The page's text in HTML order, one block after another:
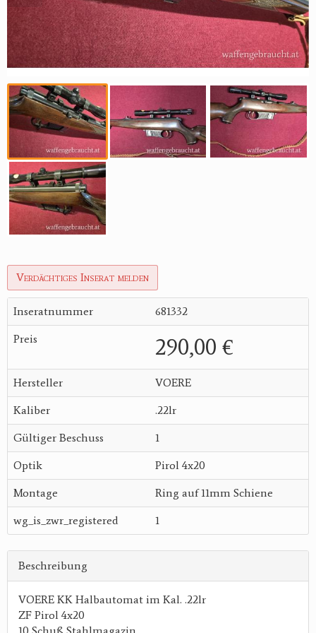
Reviereinrichtungen
Verdächtiges Inserat melden
Inseratnummer 681332
Preis 290,00 €
Hersteller VOERE
Kaliber .22lr
Gültiger Beschuss 1
Optik Pirol 4x20
Montage Ring auf 11mm Schiene
wg_is_zwr_registered 1
Beschreibung
VOERE KK Halbautomat im Kal. .22lr
ZF Pirol 4x20
10 Schuß Stahlmagazin